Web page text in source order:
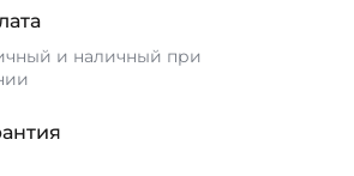
и наличный при